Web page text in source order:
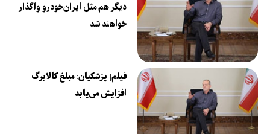
دیگر هم مثل ایران‌خودرو واگذار
خواهند شد
فیلم| پزشکیان: مبلغ کالابرگ
افزایش می‌یابد